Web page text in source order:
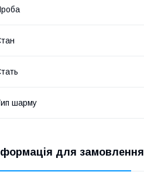
шарму
для замовлення